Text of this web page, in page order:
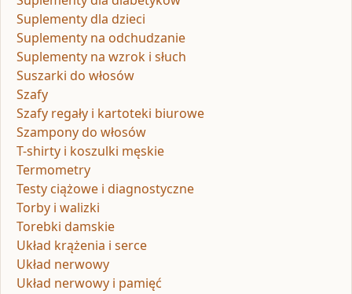
Suplementy dla dzieci
Suplementy na odchudzanie
Suplementy na wzrok i słuch
Suszarki do włosów
Szafy
Szafy regały i kartoteki biurowe
Szampony do włosów
T-shirty i koszulki męskie
Termometry
Testy ciążowe i diagnostyczne
Torby i walizki
Torebki damskie
Układ krążenia i serce
Układ nerwowy
Układ nerwowy i pamięć